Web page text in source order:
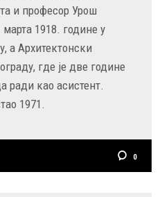
и професор Урош
1918. године у
а Архитектонски
где је две године
ради као асистент.
1971.
0